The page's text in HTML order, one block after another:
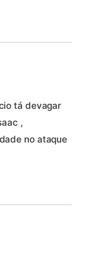
tá devagar
,
no ataque